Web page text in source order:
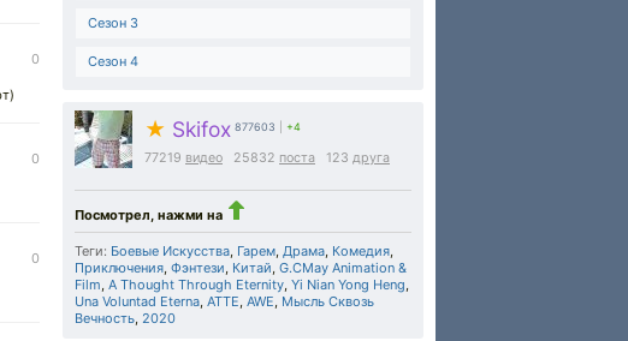
Сезон 3
Сезон 4
★ Skifox 877603 +4
77219 видео 25832 поста 123 друга
Посмотрел, нажми на
Теги: Боевые Искусства, Гарем, Драма, Комедия,
Приключения, Фэнтези, Китай, G.CMay Animation &
Film, A Thought Through Eternity, Yi Nian Yong Heng,
Una Voluntad Eterna, ATTE, AWE, Мысль Сквозь
Вечность, 2020
0
0
0